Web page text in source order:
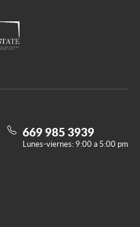
669 985 3939
Lunes-viernes: 9:00 a 5:00 pm